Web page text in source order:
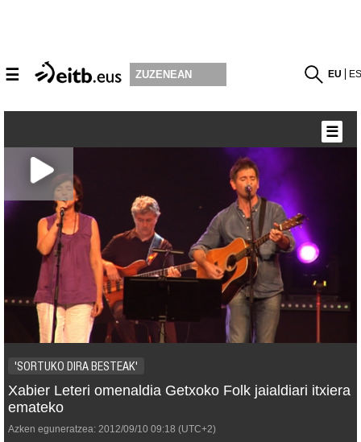
☰ ZUZENEAN EU
'SORTUKO DIRA BESTEAK'
Xabier Leteri omenaldia Getxoko Folk jaialdiari itxiera
emateko
Azken eguneratzea: 2012/09/10 09:18 (UTC+2)
☰